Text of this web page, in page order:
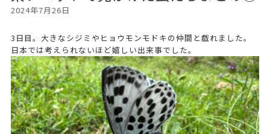
2024年7月26日
3日目。大きなシジミやヒョウモンモドキの仲間と戯れました。
日本では考えられないほど嬉しい出来事でした。